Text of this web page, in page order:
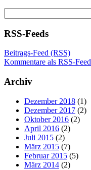
nach:
RSS-Feeds
Beitrags-Feed (RSS)
Kommentare als RSS-Feed
Archiv
Dezember 2018 (1)
Dezember 2017 (2)
Oktober 2016 (2)
April 2016 (2)
Juli 2015 (2)
März 2015 (7)
Februar 2015 (5)
März 2014 (2)